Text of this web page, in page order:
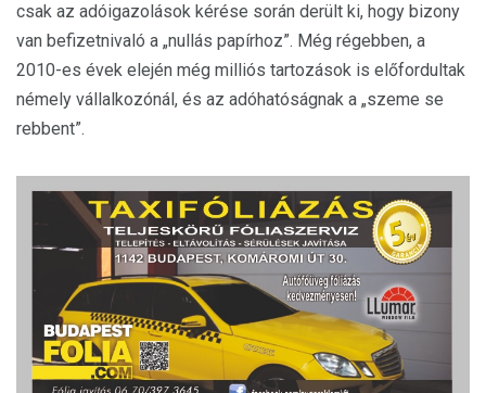
csak az adóigazolások kérése során derült ki, hogy bizony
van befizetnivaló a „nullás papírhoz”. Még régebben, a
2010-es évek elején még milliós tartozások is előfordultak
némely vállalkozónál, és az adóhatóságnak a „szeme se
rebbent”.